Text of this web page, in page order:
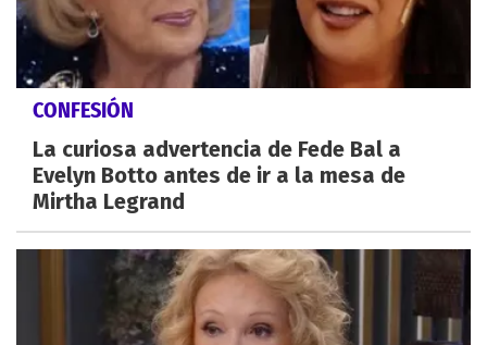
CONFESIÓN
La curiosa advertencia de Fede Bal a
Evelyn Botto antes de ir a la mesa de
Mirtha Legrand